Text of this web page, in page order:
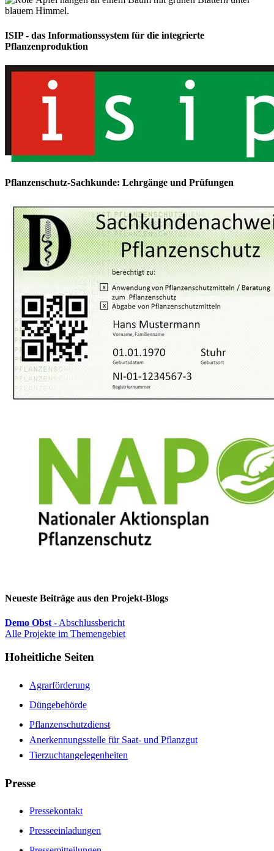
ISIP - das Informationssystem für die integrierte
Pflanzenproduktion
Pflanzenschutz-Sachkunde: Lehrgänge und Prüfungen
Neueste Beiträge aus den Projekt-Blogs
Demo Obst - Abschlussbericht
Alle Projekte im Themengebiet
Hoheitliche Seiten
Agrarförderung
Düngebehörde
Pflanzenschutzdienst
Anerkennungsstelle für Saat- und Pflanzgut
Tierzuchtangelegenheiten
Presse
Pressekontakt
Presseeinladungen